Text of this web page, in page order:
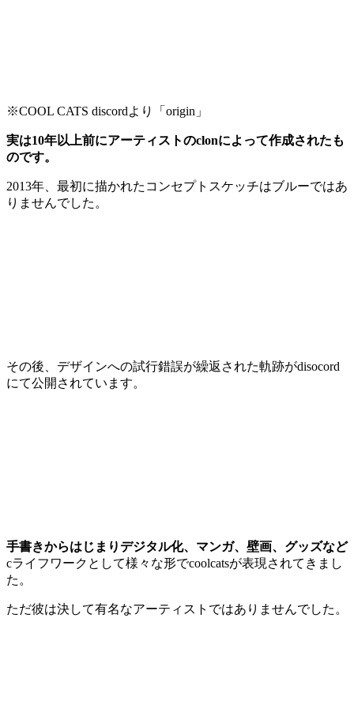
※COOL CATS discordより「origin」
実は10年以上前にアーティストのclonによって作成されたも
のです。
2013年、最初に描かれたコンセプトスケッチはブルーではあ
りませんでした。
その後、デザインへの試行錯誤が繰返された軌跡がdisocord
にて公開されています。
手書きからはじまりデジタル化、マンガ、壁画、グッズなど
cライフワークとして様々な形でcoolcatsが表現されてきまし
た。
ただ彼は決して有名なアーティストではありませんでした。